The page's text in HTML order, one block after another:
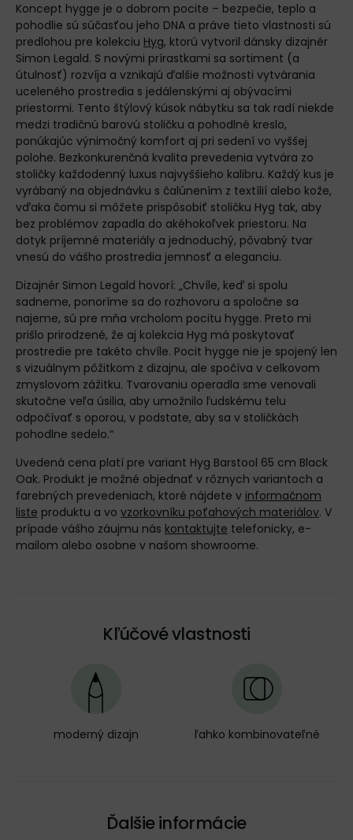
Koncept hygge je o dobrom pocite – bezpečie, teplo a
pohodlie sú súčasťou jeho DNA a práve tieto vlastnosti sú
predlohou pre kolekciu Hyg, ktorú vytvoril dánsky dizajnér
Simon Legald. S novými prírastkami sa sortiment (a
útulnosť) rozvíja a vznikajú ďalšie možnosti vytvárania
uceleného prostredia s jedálenskými aj obývacími
priestormi. Tento štýlový kúsok nábytku sa tak radí niekde
medzi tradičnú barovú stoličku a pohodlné kreslo,
ponúkajúc výnimočný komfort aj pri sedení vo vyššej
polohe. Bezkonkurenčná kvalita prevedenia vytvára zo
stoličky každodenný luxus najvyššieho kalibru. Každý kus je
vyrábaný na objednávku s čalúnením z textílií alebo kože,
vďaka čomu si môžete prispôsobiť stoličku Hyg tak, aby
bez problémov zapadla do akéhokoľvek priestoru. Na
dotyk príjemné materiály a jednoduchý, pôvabný tvar
vnesú do vášho prostredia jemnosť a eleganciu.
Dizajnér Simon Legald hovorí: „Chvíle, keď si spolu
sadneme, ponoríme sa do rozhovoru a spoločne sa
najeme, sú pre mňa vrcholom pocitu hygge. Preto mi
prišlo prirodzené, že aj kolekcia Hyg má poskytovať
prostredie pre takéto chvíle. Pocit hygge nie je spojený len
s vizuálnym pôžitkom z dizajnu, ale spočíva v celkovom
zmyslovom zážitku. Tvarovaniu operadla sme venovali
skutočne veľa úsilia, aby umožnilo ľudskému telu
odpočívať s oporou, v podstate, aby sa v stoličkách
pohodlne sedelo.“
Uvedená cena platí pre variant Hyg Barstool 65 cm Black
Oak. Produkt je možné objednať v rôznych variantoch a
farebných prevedeniach, ktoré nájdete v informačnom
liste produktu a vo vzorkovníku poťahových materiálov. V
prípade vášho záujmu nás kontaktujte telefonicky, e-
mailom alebo osobne v našom showroome.
Kľúčové vlastnosti
moderný dizajn ľahko kombinovateľné
Ďalšie informácie